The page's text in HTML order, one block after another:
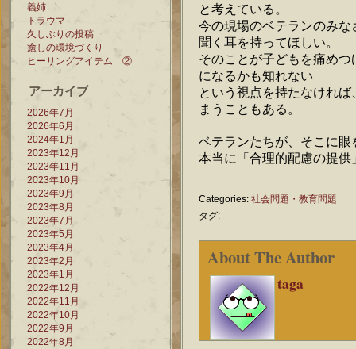
義姉
トラウマ
久しぶりの投稿
癒しの環境づくり
ヒーリングアイテム ②
アーカイブ
2026年7月
2026年6月
2024年1月
2023年12月
2023年11月
2023年10月
2023年9月
2023年8月
2023年7月
2023年5月
2023年4月
2023年2月
2023年1月
2022年12月
2022年11月
2022年10月
2022年9月
2022年8月
と考えている。
今の現場のベテランのみな
聞く耳を持ってほしい。
そのことが子どもを痛め
になるかも知れない
という視点を持たなけれ
まうこともある。
ベテランたちが、そこに眼
本当に「合理的配慮の提
Categories: 社会問題・教育問題
タグ:
About The Author
taga